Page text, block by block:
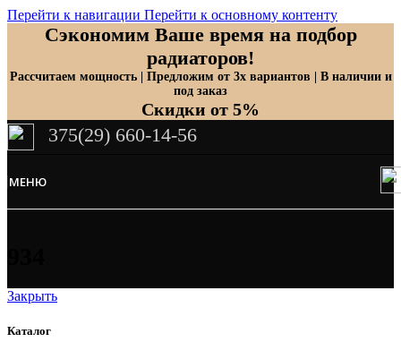
Перейти к навигации Перейти к основному контенту
Сэкономим Ваше время на подбор
радиаторов!
Рассчитаем мощность | Предложим от 3х вариантов | В наличии и
под заказ
Скидки от 5%
375(29) 660-14-56
МЕНЮ
Закрыть
Каталог